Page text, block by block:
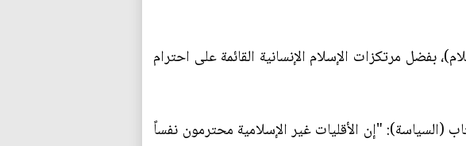
بفضل مرتكزات الإسلام الإنسانية القائمة على احترام
(السياسة): "إن الأقليات غير الإسلامية محترمون نفساً